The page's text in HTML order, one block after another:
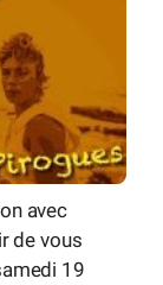
avec
de vous
19